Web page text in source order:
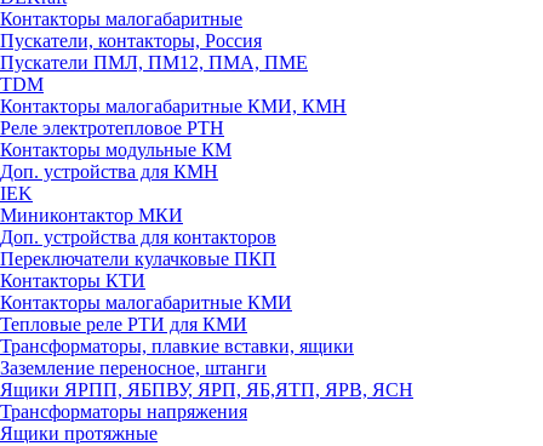
Контакторы малогабаритные
Пускатели, контакторы, Россия
Пускатели ПМЛ, ПМ12, ПМА, ПМЕ
TDM
Контакторы малогабаритные КМИ, КМН
Реле электротепловое РТН
Контакторы модульные КМ
Доп. устройства для КМН
IEK
Миниконтактор МКИ
Доп. устройства для контакторов
Переключатели кулачковые ПКП
Контакторы КТИ
Контакторы малогабаритные КМИ
Тепловые реле РTИ для КМИ
Трансформаторы, плавкие вставки, ящики
Заземление переносное, штанги
Ящики ЯРПП, ЯБПВУ, ЯРП, ЯБ,ЯТП, ЯРВ, ЯСН
Трансформаторы напряжения
Ящики протяжные